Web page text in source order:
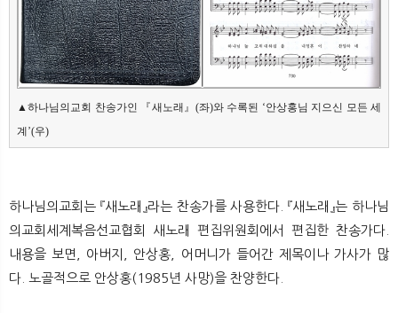
▲하나님의교회 찬송가인 『새노래』(좌)와 수록된 ‘안상홍님 지으신 모든 세
계’(우)
하나님의교회는 『새노래』라는 찬송가를 사용한다. 『새노래』는 하나님
의교회세계복음선교협회 새노래 편집위원회에서 편집한 찬송가다.
내용을 보면, 아버지, 안상홍, 어머니가 들어간 제목이나 가사가 많
다. 노골적으로 안상홍(1985년 사망)을 찬양한다.